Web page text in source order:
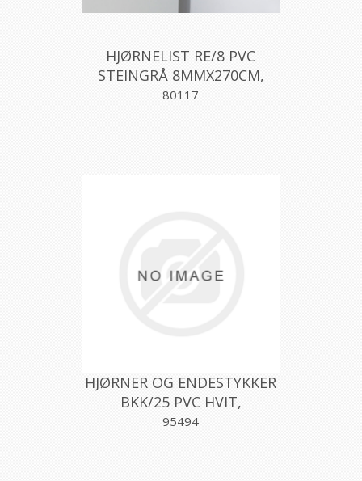
HJØRNELIST RE/8 PVC
STEINGRÅ 8MMX270CM,
PROFILPAS
80117
HJØRNER OG ENDESTYKKER
BKK/25 PVC HVIT,
PROFILPAS
95494